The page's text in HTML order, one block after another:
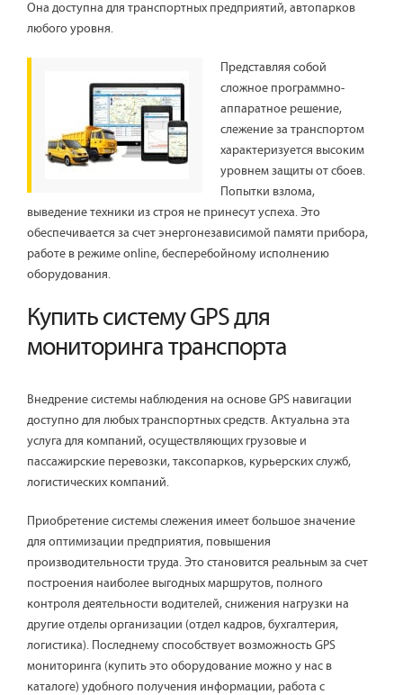
Она доступна для транспортных предприятий, автопарков
любого уровня.
Представляя собой
сложное программно-
аппаратное решение,
слежение за транспортом
характеризуется высоким
уровнем защиты от сбоев.
Попытки взлома,
выведение техники из строя не принесут успеха. Это
обеспечивается за счет энергонезависимой памяти прибора,
работе в режиме online, бесперебойному исполнению
оборудования.
Купить систему GPS для
мониторинга транспорта
Внедрение системы наблюдения на основе GPS навигации
доступно для любых транспортных средств. Актуальна эта
услуга для компаний, осуществляющих грузовые и
пассажирские перевозки, таксопарков, курьерских служб,
логистических компаний.
Приобретение системы слежения имеет большое значение
для оптимизации предприятия, повышения
производительности труда. Это становится реальным за счет
построения наиболее выгодных маршрутов, полного
контроля деятельности водителей, снижения нагрузки на
другие отделы организации (отдел кадров, бухгалтерия,
логистика). Последнему способствует возможность GPS
мониторинга (купить это оборудование можно у нас в
каталоге) удобного получения информации, работа с